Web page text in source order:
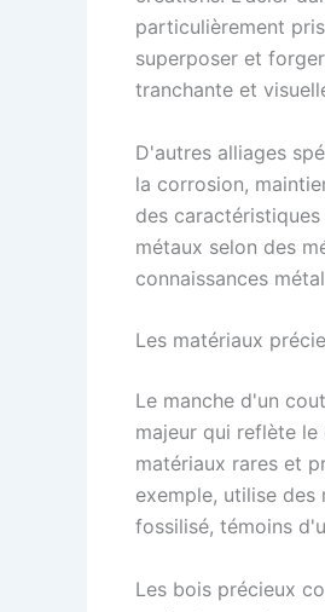
particulièrement
superposer et
tranchante et
D'autres alliages
la corrosion,
des
métaux selon des
connaissances
Les matériaux
Le manche d'un
majeur qui reflète
matériaux rares et
exemple, utilise
fossilisé, témoins
Les bois précieux